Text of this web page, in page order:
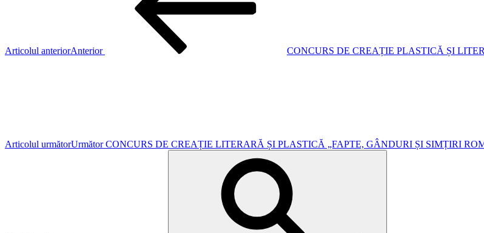
Articolul anteriorAnterior CONCURS DE CREAȚIE PLASTICĂ ȘI
Articolul următorUrmător CONCURS DE CREAȚIE LITERARĂ ȘI PLASTICĂ „FAPTE, GÂNDURI ȘI SIMȚIRI